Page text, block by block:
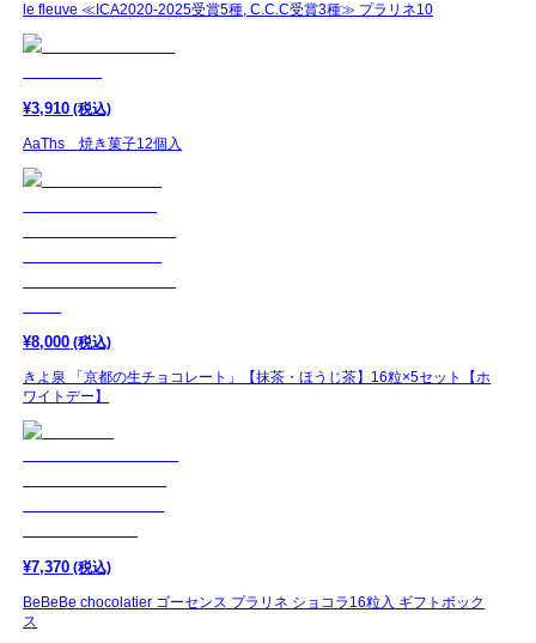
le fleuve ≪ICA2020-2025受賞5種, C.C.C受賞3種≫ プラリネ10
¥3,910 (税込)
AaThs 焼き菓子12個入
¥8,000 (税込)
きよ泉 「京都の生チョコレート」【抹茶・ほうじ茶】16粒×5セット【ホ
ワイトデー】
¥7,370 (税込)
BeBeBe chocolatier ゴーセンス プラリネ ショコラ16粒入 ギフトボック
ス